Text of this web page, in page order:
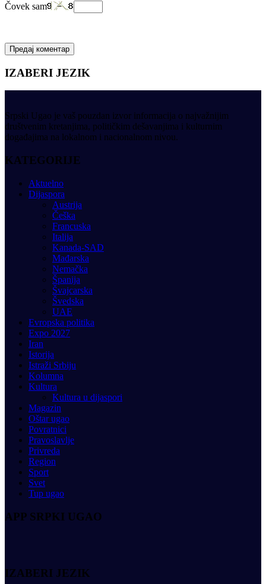
Čovek sam
IZABERI JEZIK
Srpski Ugao je vaš pouzdan izvor informacija o najvažnijim
društvenim kretanjima, političkim dešavanjima i kulturnim
događajima na lokalnom i nacionalnom nivou.
KATEGORIJE
Aktuelno
Dijaspora
Austrija
Češka
Francuska
Italija
Kanada-SAD
Mađarska
Nemačka
Španija
Švajcarska
Švedska
UAE
Evropska politika
Expo 2027
Iran
Istorija
Istraži Srbiju
Kolumna
Kultura
Kultura u dijaspori
Magazin
Oštar ugao
Povratnici
Pravoslavlje
Privreda
Region
Sport
Svet
Tup ugao
APP SRPKI UGAO
IZABERI JEZIK